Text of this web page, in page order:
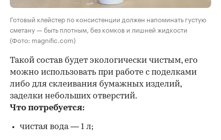
Готовый клейстер по консистенции должен напоминать густую
сметану — быть плотным, без комков и лишней жидкости
(Фото: magnific.com)
Такой состав будет экологически чистым, его
можно использовать при работе с поделками
либо для склеивания бумажных изделий,
заделки небольших отверстий.
Что потребуется:
чистая вода — 1 л;